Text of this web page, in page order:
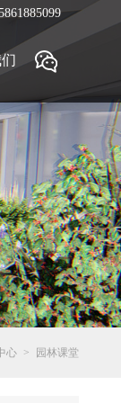
心 > 园林课堂